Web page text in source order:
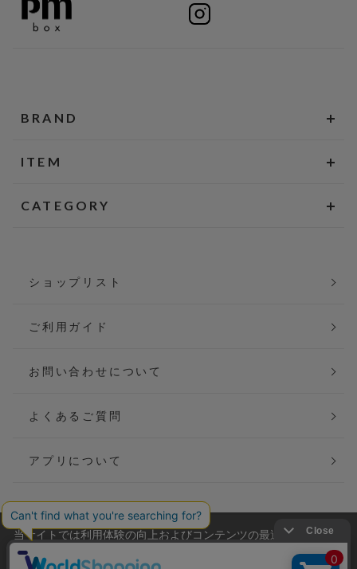
BRAND
ITEM
CATEGORY
ショップリスト
ご利用ガイド
お問い合わせについて
よくあるご質問
アプリについて
会社概要
当サイトでは利用体験の向上およびコンテンツの最適な提供、ト
ラフィックの分析を目的としてCookieを使用しています。